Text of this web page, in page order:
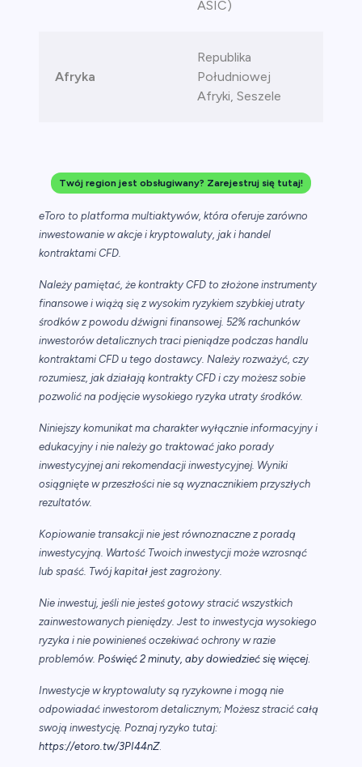
ASIC)
Afryka
Republika
Południowej
Afryki, Seszele
Twój region jest obsługiwany? Zarejestruj się tutaj!
eToro to platforma multiaktywów, która oferuje zarówno
inwestowanie w akcje i kryptowaluty, jak i handel
kontraktami CFD.
Należy pamiętać, że kontrakty CFD to złożone instrumenty
finansowe i wiążą się z wysokim ryzykiem szybkiej utraty
środków z powodu dźwigni finansowej. 52% rachunków
inwestorów detalicznych traci pieniądze podczas handlu
kontraktami CFD u tego dostawcy. Należy rozważyć, czy
rozumiesz, jak działają kontrakty CFD i czy możesz sobie
pozwolić na podjęcie wysokiego ryzyka utraty środków.
Niniejszy komunikat ma charakter wyłącznie informacyjny i
edukacyjny i nie należy go traktować jako porady
inwestycyjnej ani rekomendacji inwestycyjnej. Wyniki
osiągnięte w przeszłości nie są wyznacznikiem przyszłych
rezultatów.
Kopiowanie transakcji nie jest równoznaczne z poradą
inwestycyjną. Wartość Twoich inwestycji może wzrosnąć
lub spaść. Twój kapitał jest zagrożony.
Nie inwestuj, jeśli nie jesteś gotowy stracić wszystkich
zainwestowanych pieniędzy. Jest to inwestycja wysokiego
ryzyka i nie powinieneś oczekiwać ochrony w razie
problemów. Poświęć 2 minuty, aby dowiedzieć się więcej.
Inwestycje w kryptowaluty są ryzykowne i mogą nie
odpowiadać inwestorom detalicznym; Możesz stracić całą
swoją inwestycję. Poznaj ryzyko tutaj:
https://etoro.tw/3PI44nZ.